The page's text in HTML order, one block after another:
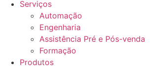
Serviços
Automação
Engenharia
Assistência Pré e Pós-venda
Formação
Produtos